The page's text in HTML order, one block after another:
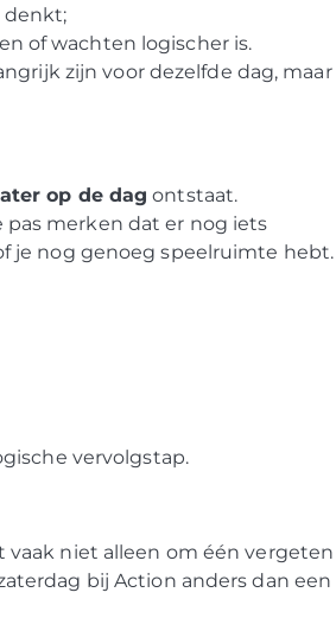
denkt;
of wachten logischer is.
zijn voor dezelfde dag, maar
op de dag ontstaat.
pas merken dat er nog iets
je nog genoeg speelruimte hebt.
vervolgstap.
vaak niet alleen om één vergeten
bij Action anders dan een